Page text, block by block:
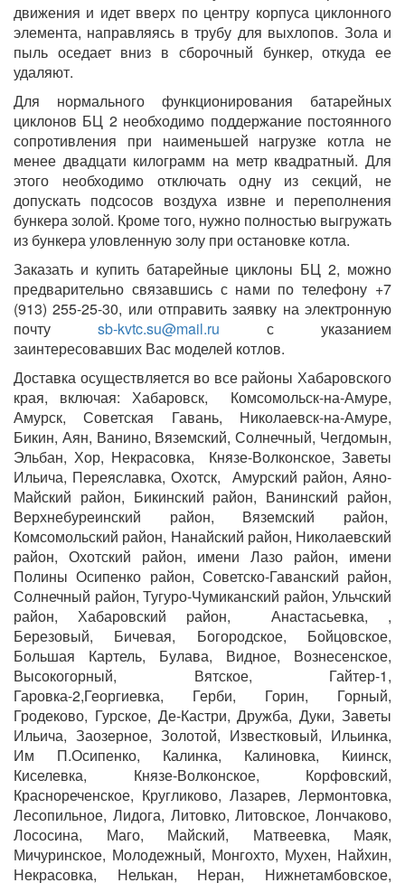
движения и идет вверх по центру корпуса циклонного
элемента, направляясь в трубу для выхлопов. Зола и
пыль оседает вниз в сборочный бункер, откуда ее
удаляют.
Для нормального функционирования батарейных
циклонов БЦ 2 необходимо поддержание постоянного
сопротивления при наименьшей нагрузке котла не
менее двадцати килограмм на метр квадратный. Для
этого необходимо отключать одну из секций, не
допускать подсосов воздуха извне и переполнения
бункера золой. Кроме того, нужно полностью выгружать
из бункера уловленную золу при остановке котла.
Заказать и купить батарейные циклоны БЦ 2, можно
предварительно связавшись с нами по телефону +7
(913) 255-25-30, или отправить заявку на электронную
почту sb-kvtc.su@mail.ru с указанием
заинтересовавших Вас моделей котлов.
Доставка осуществляется во все районы Хабаровского
края, включая: Хабаровск, Комсомольск-на-Амуре,
Амурск, Советская Гавань, Николаевск-на-Амуре,
Бикин, Аян, Ванино, Вяземский, Солнечный, Чегдомын,
Эльбан, Хор, Некрасовка, Князе-Волконское, Заветы
Ильича, Переяславка, Охотск, Амурский район, Аяно-
Майский район, Бикинский район, Ванинский район,
Верхнебуреинский район, Вяземский район,
Комсомольский район, Нанайский район, Николаевский
район, Охотский район, имени Лазо район, имени
Полины Осипенко район, Советско-Гаванский район,
Солнечный район, Тугуро-Чумиканский район, Ульчский
район, Хабаровский район, Анастасьевка, ,
Березовый, Бичевая, Богородское, Бойцовское,
Большая Картель, Булава, Видное, Вознесенское,
Высокогорный, Вятское, Гайтер-1,
Гаровка-2,Георгиевка, Герби, Горин, Горный,
Гродеково, Гурское, Де-Кастри, Дружба, Дуки, Заветы
Ильича, Заозерное, Золотой, Известковый, Ильинка,
Им П.Осипенко, Калинка, Калиновка, Киинск,
Киселевка, Князе-Волконское, Корфовский,
Краснореченское, Кругликово, Лазарев, Лермонтовка,
Лесопильное, Лидога, Литовко, Литовское, Лончаково,
Лососина, Маго, Майский, Матвеевка, Маяк,
Мичуринское, Молодежный, Монгохто, Мухен, Найхин,
Некрасовка, Нелькан, Неран, Нижнетамбовское,